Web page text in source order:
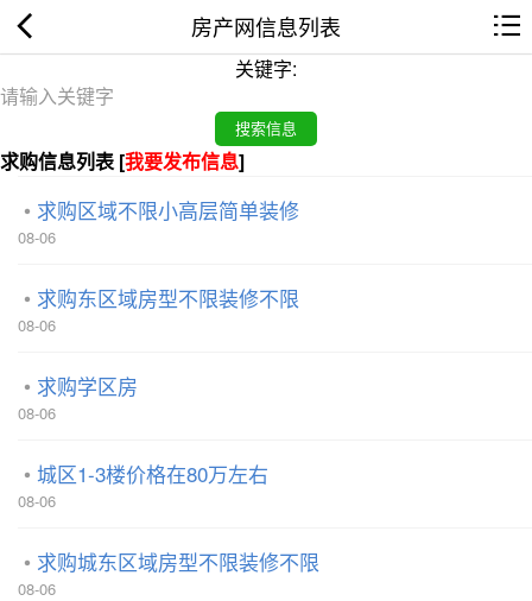
房产网信息列表
关键字:
求购信息列表 [我要发布信息]
求购区域不限小高层简单装修
08-06
求购东区域房型不限装修不限
08-06
求购学区房
08-06
城区1-3楼价格在80万左右
08-06
求购城东区域房型不限装修不限
08-06